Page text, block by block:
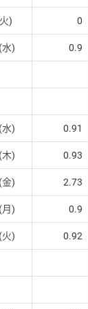
) 0
) 0.9
) 0.91
) 0.93
) 2.73
) 0.9
) 0.92